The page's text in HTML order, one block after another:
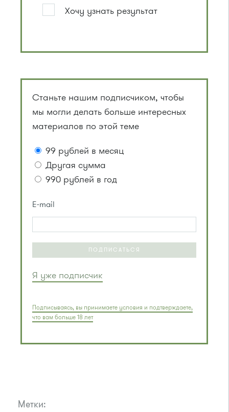
Хочу узнать результат
Станьте нашим подписчиком, чтобы
мы могли делать больше интересных
материалов по этой теме
99 рублей в месяц
Другая сумма
990 рублей в год
E-mail
ПОДПИСАТЬСЯ
Я уже подписчик
Подписываясь, вы принимаете условия и подтверждаете,
что вам больше 18 лет
Метки: